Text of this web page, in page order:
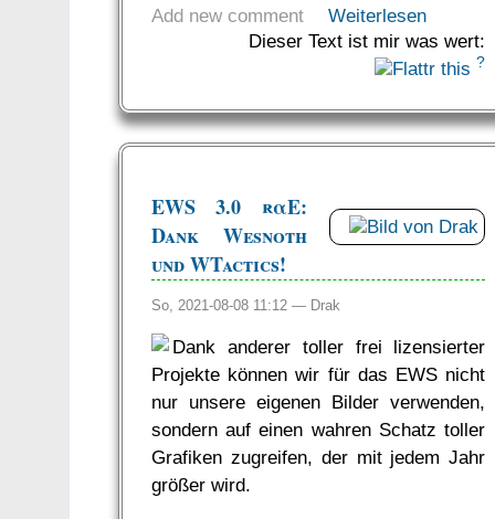
Add new comment
Weiterlesen
Dieser Text ist mir was wert:
?
EWS 3.0 rαE:
Dank Wesnoth
und WTactics!
So, 2021-08-08 11:12 — Drak
Dank anderer toller frei lizensierter
Projekte können wir für das EWS nicht
nur unsere eigenen Bilder verwenden,
sondern auf einen wahren Schatz toller
Grafiken zugreifen, der mit jedem Jahr
größer wird.